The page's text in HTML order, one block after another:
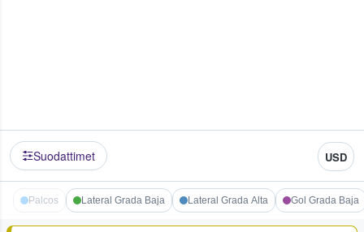
Suodattimet USD
Palcos Lateral Grada Baja Lateral Grada Alta Gol Grada Baja